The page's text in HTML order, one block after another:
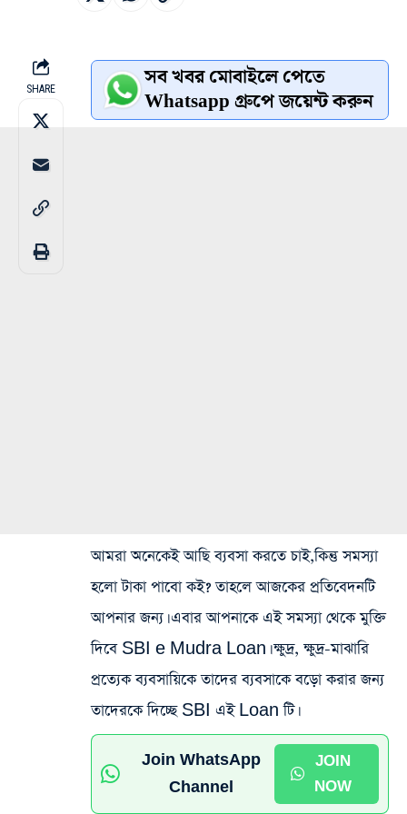
SHARE সব খবর মোবাইলে পেতে
Whatsapp গ্রুপে জয়েন্ট করুন
আমরা অনেকেই আছি ব্যবসা করতে চাই,কিন্তু সমস্যা
হলো টাকা পাবো কই? তাহলে আজকের প্রতিবেদনটি
আপনার জন্য। এবার আপনাকে এই সমস্যা থেকে মুক্তি
দিবে SBI e Mudra Loan। ক্ষুদ্র, ক্ষুদ্র-মাঝারি
প্রত্যেক ব্যবসায়িকে তাদের ব্যবসাকে বড়ো করার জন্য
তাদেরকে দিচ্ছে SBI এই Loan টি।
Join WhatsApp
Channel
JOIN
NOW